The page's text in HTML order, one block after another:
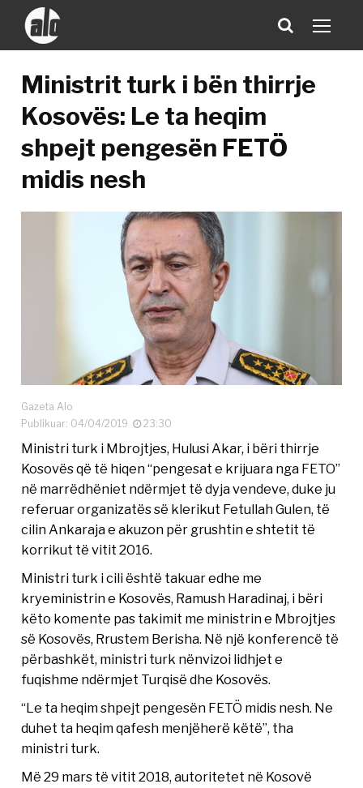
Ministrit turk i bën thirrje
Kosovës: Le ta heqim
shpejt pengesën FETÖ
midis nesh
Gazeta Alo
Publikuar: 04/04/2019
23:30
Ministri turk i Mbrojtjes, Hulusi Akar, i bëri thirrje
Kosovës që të hiqen “pengesat e krijuara nga FETO”
në marrëdhëniet ndërmjet të dyja vendeve, duke ju
referuar organizatës së klerikut Fetullah Gulen, të
cilin Ankaraja e akuzon për grushtin e shtetit të
korrikut të vitit 2016.
Ministri turk i cili është takuar edhe me
kryeministrin e Kosovës, Ramush Haradinaj, i bëri
këto komente pas takimit me ministrin e Mbrojtjes
së Kosovës, Rrustem Berisha. Në një konferencë të
përbashkët, ministri turk nënvizoi lidhjet e
fuqishme ndërmjet Turqisë dhe Kosovës.
“Le ta heqim shpejt pengesën FETÖ midis nesh. Ne
duhet ta heqim qafesh menjëherë këtë”, tha
ministri turk.
Më 29 mars të vitit 2018, autoritetet në Kosovë